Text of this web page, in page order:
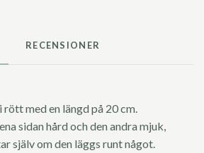
RECENSIONER
med en längd på 20 cm.
sidan hård och den andra mjuk,
själv om den läggs runt något.